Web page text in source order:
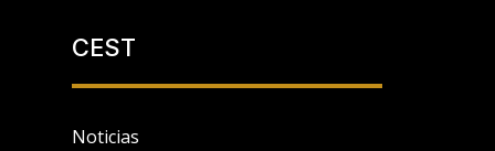
CEST
Noticias